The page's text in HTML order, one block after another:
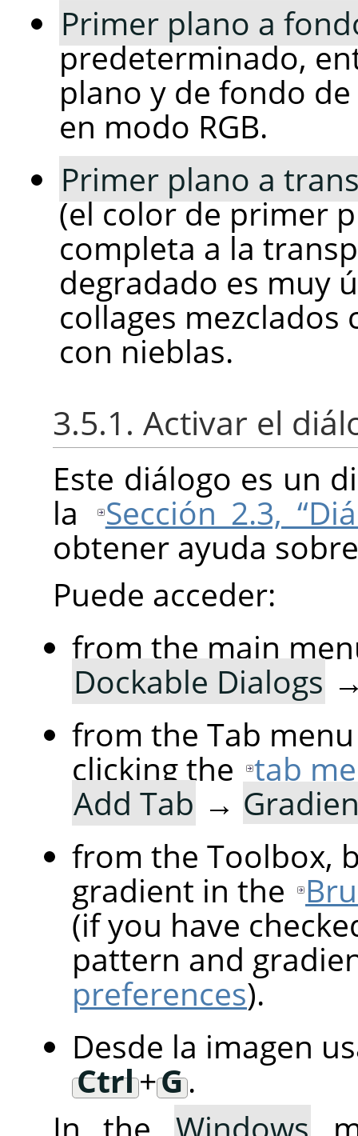
Primer plano a
predeterminado,
plano y de fondo
en modo RGB.
Primer plano a
(el color de primer
completa a la
degradado es muy
collages mezclados
con nieblas.
3.5.1. Activar el
Este diálogo es un
la
Sección 2.3,
obtener ayuda
Puede acceder:
from the main
Dockable Dialogs
from the Tab
clicking the tab
Add Tab →
from the Toolbox,
gradient in the
(if you have
pattern and
preferences).
Desde la imagen
Ctrl+G.